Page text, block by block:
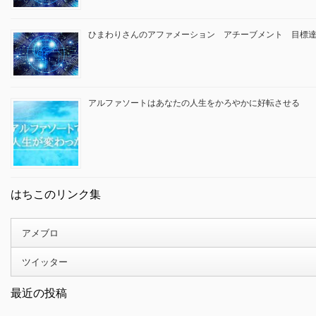
ひまわりさんのアファメーション アチーブメント 目標
アルファソートはあなたの人生をかろやかに好転させる
はちこのリンク集
アメブロ
ツイッター
最近の投稿